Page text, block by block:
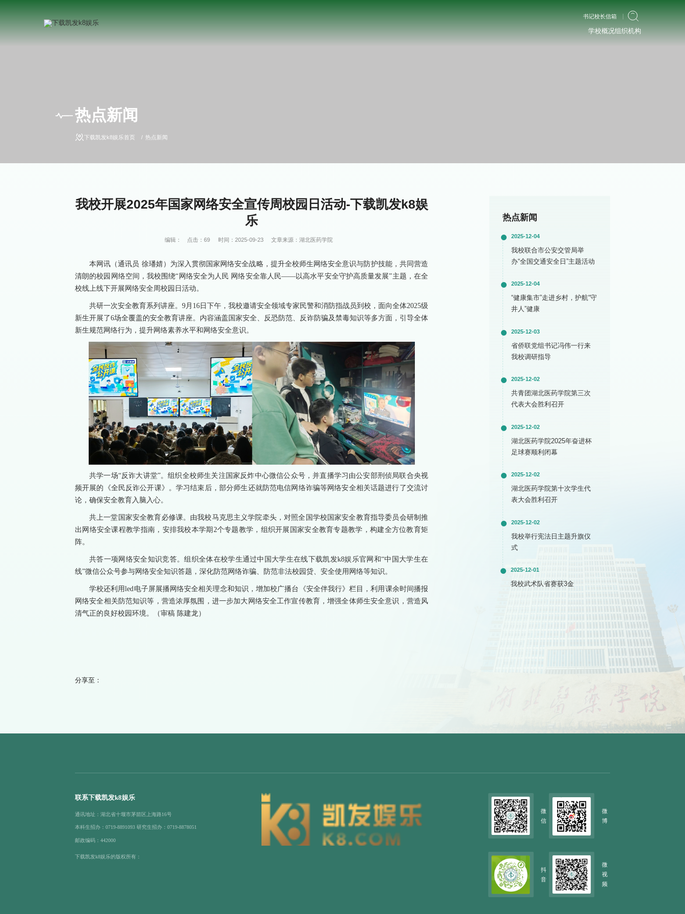
书记校长信箱
学校概况组织机构
热点新闻
下载凯发k8娱乐首页 热点新闻
我校开展2025年国家网络安全宣传周校园日活动-下载凯发k8娱
乐
编辑： 点击：69 时间：2025-09-23 文章来源：湖北医药学院
本网讯（通讯员 徐璠婧）为深入贯彻国家网络安全战略，提升全校师生网络安全意识与防护技能，共同营造
清朗的校园网络空间，我校围绕“网络安全为人民 网络安全靠人民——以高水平安全守护高质量发展”主题，在全
校线上线下开展网络安全周校园日活动。
共研一次安全教育系列讲座。9月16日下午，我校邀请安全领域专家民警和消防指战员到校，面向全体2025级
新生开展了6场全覆盖的安全教育讲座。内容涵盖国家安全、反恐防范、反诈防骗及禁毒知识等多方面，引导全体
新生规范网络行为，提升网络素养水平和网络安全意识。
共学一场“反诈大讲堂”。组织全校师生关注国家反炸中心微信公众号，并直播学习由公安部刑侦局联合央视
频开展的《全民反诈公开课》。学习结束后，部分师生还就防范电信网络诈骗等网络安全相关话题进行了交流讨
论，确保安全教育入脑入心。
共上一堂国家安全教育必修课。由我校马克思主义学院牵头，对照全国学校国家安全教育指导委员会研制推
出网络安全课程教学指南，安排我校本学期2个专题教学，组织开展国家安全教育专题教学，构建全方位教育矩
阵。
共答一项网络安全知识竞答。组织全体在校学生通过中国大学生在线下载凯发k8娱乐官网和“中国大学生在
线”微信公众号参与网络安全知识答题，深化防范网络诈骗、防范非法校园贷、安全使用网络等知识。
学校还利用led电子屏展播网络安全相关理念和知识，增加校广播台《安全伴我行》栏目，利用课余时间播报
网络安全相关防范知识等，营造浓厚氛围，进一步加大网络安全工作宣传教育，增强全体师生安全意识，营造风
清气正的良好校园环境。（审稿 陈建龙）
分享至：
热点新闻
2025-12-04
我校联合市公安交管局举
办“全国交通安全日”主题活动
2025-12-04
“健康集市”走进乡村，护航“守
井人”健康
2025-12-03
省侨联党组书记冯伟一行来
我校调研指导
2025-12-02
共青团湖北医药学院第三次
代表大会胜利召开
2025-12-02
湖北医药学院2025年奋进杯
足球赛顺利闭幕
2025-12-02
湖北医药学院第十次学生代
表大会胜利召开
2025-12-02
我校举行宪法日主题升旗仪
式
2025-12-01
我校武术队省赛获3金
联系下载凯发k8娱乐
通讯地址：湖北省十堰市茅箭区上海路16号
本科生招办：0719-8891093 研究生招办：0719-8878051
邮政编码：442000
下载凯发k8娱乐的版权所有：
微
信
微
博
抖
音
微
视
频